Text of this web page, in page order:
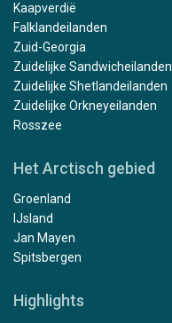
Kaapverdië
Falklandeilanden
Zuid-Georgia
Zuidelijke Sandwicheilanden
Zuidelijke Shetlandeilanden
Zuidelijke Orkneyeilanden
Rosszee
Het Arctisch gebied
Groenland
IJsland
Jan Mayen
Spitsbergen
Highlights